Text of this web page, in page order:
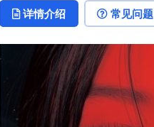
详情介绍 常见问题